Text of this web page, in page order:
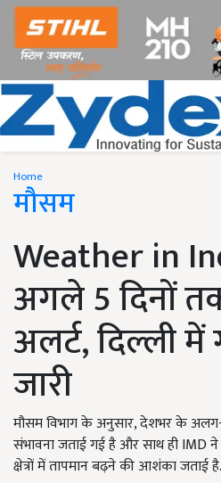
Home
मौसम
Weather in
अगले 5 दिनों
अलर्ट, दिल्ली में
जारी
मौसम विभाग के अनुसार, देशभर के
संभावना जताई गई है और साथ ही
क्षेत्रों में तापमान बढ़ने की आशंका जताई है.